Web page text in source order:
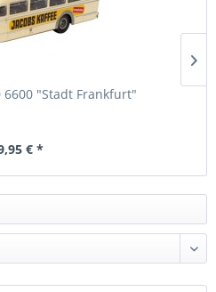
6600 "Stadt Frankfurt"
€ *